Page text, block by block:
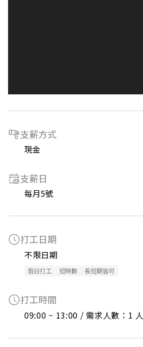
支薪方式
現金
支薪日
每月5號
打工日期
不限日期
假日打工 短時數 長短期皆可
打工時間
09:00 ~ 13:00 / 需求人數：1 人